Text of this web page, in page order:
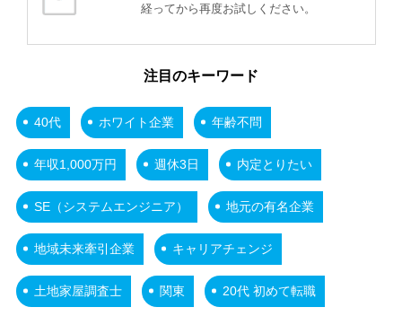
経ってから再度お試しください。
注目のキーワード
40代 ホワイト企業 年齢不問
年収1,000万円 週休3日 内定とりたい
SE（システムエンジニア） 地元の有名企業
地域未来牽引企業 キャリアチェンジ
土地家屋調査士 関東 20代 初めて転職